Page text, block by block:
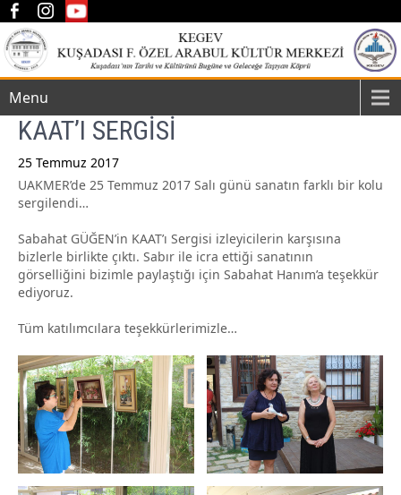
Menu
KAAT’I SERGİSİ
25 Temmuz 2017
UAKMER’de 25 Temmuz 2017 Salı günü sanatın farklı bir kolu
sergilendi…
Sabahat GÜĞEN’in KAAT’ı Sergisi izleyicilerin karşısına
bizlerle birlikte çıktı. Sabır ile icra ettiği sanatının
görselliğini bizimle paylaştığı için Sabahat Hanım’a teşekkür
ediyoruz.
Tüm katılımcılara teşekkürlerimizle…
Post